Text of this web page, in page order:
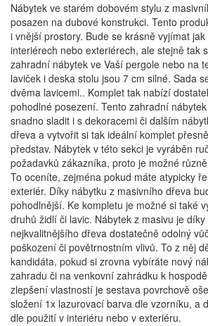
Nábytek ve starém dobovém stylu z
posazen na dubové konstrukci. Tento
i vnější prostory. Bude se krásně vyjímat
interiérech nebo exteriérech, ale stejně tak
zahradní nábytek ve Vaší pergole nebo na
laviček i deska stolu jsou 7 cm silné. Sada
dvěma lavicemi.. Komplet tak nabízí
pohodlné posezení. Tento zahradní
snadno sladit i s dekoracemi či dalším
dřeva a vytvořit si tak ideální komplet
představ. Nábytek v této sekci je vyráběn
požadavků zákazníka, proto je možné
To oceníte, zejména pokud máte atypicky
exteriér. Díky nábytku z masivního dřeva
pohodlnější. Ke kompletu je možné si také
druhů židlí či lavic. Nábytek z masivu je
nejkvalitnějšího dřeva dostatečně odolný
poškození či povětrnostním vlivů. To z něj
kandidáta, pokud si zrovna vybíráte nový
zahradu či na venkovní zahrádku k
zlepšení vlastností je sestava povrchově
složení 1x lazurovací barva dle vzorníku, a
dle použití v interiéru nebo v exteriéru.